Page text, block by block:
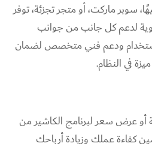
سوبر ماركت، أو متجر تجزئة، توفر
لدعم كل جانب من جوانب
ودعم فني متخصص لضمان
في النظام.
أو عرض سعر لبرنامج الكاشير من
كفاءة عملك وزيادة أرباحك